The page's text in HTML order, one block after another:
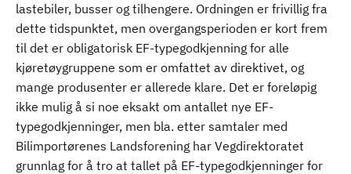
lastebiler, busser og tilhengere. Ordningen er frivillig fra
dette tidspunktet, men overgangsperioden er kort frem
til det er obligatorisk EF-typegodkjenning for alle
kjøretøygruppene som er omfattet av direktivet, og
mange produsenter er allerede klare. Det er foreløpig
ikke mulig å si noe eksakt om antallet nye EF-
typegodkjenninger, men bla. etter samtaler med
Bilimportørenes Landsforening har Vegdirektoratet
grunnlag for å tro at tallet på EF-typegodkjenninger for